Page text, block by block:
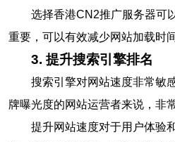
选择香港CN2推广服务器可
重要，可以有效减少网站加载时
3. 提升搜索引擎排名
搜索引擎对网站速度非常敏
牌曝光度的网站运营者来说，非
提升网站速度对于用户体验